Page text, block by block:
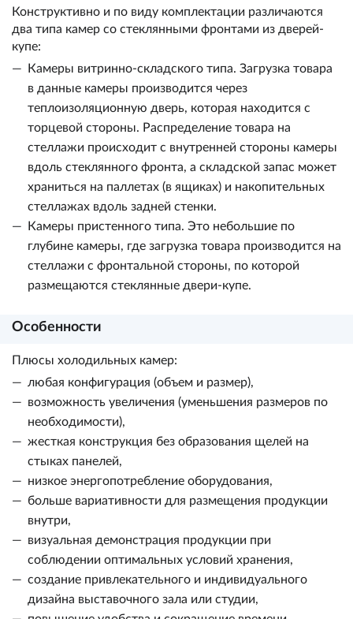
Конструктивно и по виду комплектации различаются
два типа камер со стеклянными фронтами из дверей-
купе:
Камеры витринно-складского типа. Загрузка товара
в данные камеры производится через
теплоизоляционную дверь, которая находится с
торцевой стороны. Распределение товара на
стеллажи происходит с внутренней стороны камеры
вдоль стеклянного фронта, а складской запас может
храниться на паллетах (в ящиках) и накопительных
стеллажах вдоль задней стенки.
Камеры пристенного типа. Это небольшие по
глубине камеры, где загрузка товара производится на
стеллажи с фронтальной стороны, по которой
размещаются стеклянные двери-купе.
Особенности
Плюсы холодильных камер:
любая конфигурация (объем и размер),
возможность увеличения (уменьшения размеров по
необходимости),
жесткая конструкция без образования щелей на
стыках панелей,
низкое энергопотребление оборудования,
больше вариативности для размещения продукции
внутри,
визуальная демонстрация продукции при
соблюдении оптимальных условий хранения,
создание привлекательного и индивидуального
дизайна выставочного зала или студии,